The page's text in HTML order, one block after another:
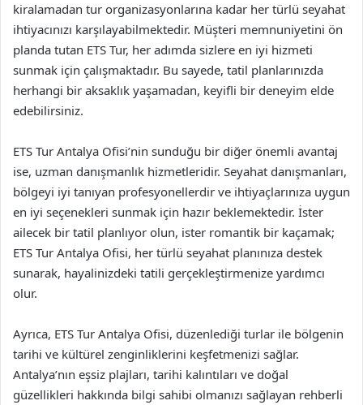
kiralamadan tur organizasyonlarına kadar her türlü seyahat
ihtiyacınızı karşılayabilmektedir. Müşteri memnuniyetini ön
planda tutan ETS Tur, her adımda sizlere en iyi hizmeti
sunmak için çalışmaktadır. Bu sayede, tatil planlarınızda
herhangi bir aksaklık yaşamadan, keyifli bir deneyim elde
edebilirsiniz.
ETS Tur Antalya Ofisi’nin sunduğu bir diğer önemli avantaj
ise, uzman danışmanlık hizmetleridir. Seyahat danışmanları,
bölgeyi iyi tanıyan profesyonellerdir ve ihtiyaçlarınıza uygun
en iyi seçenekleri sunmak için hazır beklemektedir. İster
ailecek bir tatil planlıyor olun, ister romantik bir kaçamak;
ETS Tur Antalya Ofisi, her türlü seyahat planınıza destek
sunarak, hayalinizdeki tatili gerçekleştirmenize yardımcı
olur.
Ayrıca, ETS Tur Antalya Ofisi, düzenlediği turlar ile bölgenin
tarihi ve kültürel zenginliklerini keşfetmenizi sağlar.
Antalya’nın eşsiz plajları, tarihi kalıntıları ve doğal
güzellikleri hakkında bilgi sahibi olmanızı sağlayan rehberli